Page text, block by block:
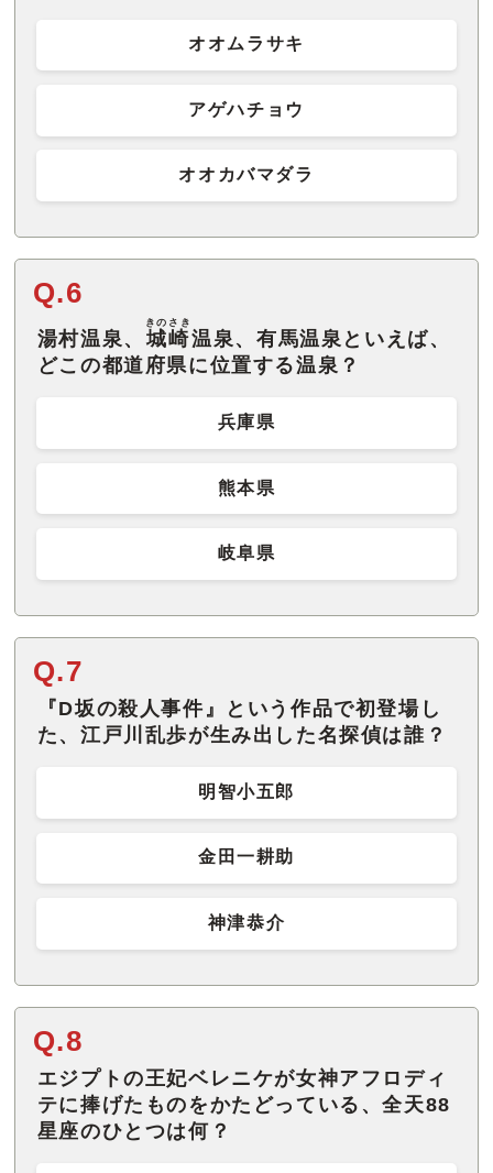
オオムラサキ
アゲハチョウ
オオカバマダラ
Q.6
湯村温泉、 城崎
きのさき
温泉、有馬温泉といえば、
どこの都道府県に位置する温泉？
兵庫県
熊本県
岐阜県
Q.7
『D坂の殺人事件』という作品で初登場し
た、江戸川乱歩が生み出した名探偵は誰？
明智小五郎
金田一耕助
神津恭介
Q.8
エジプトの王妃ベレニケが女神アフロディ
テに捧げたものをかたどっている、全天88
星座のひとつは何？